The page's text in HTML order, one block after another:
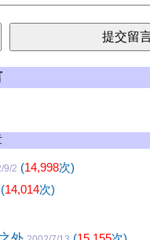
9/2 (14,998次)
(14,014次)